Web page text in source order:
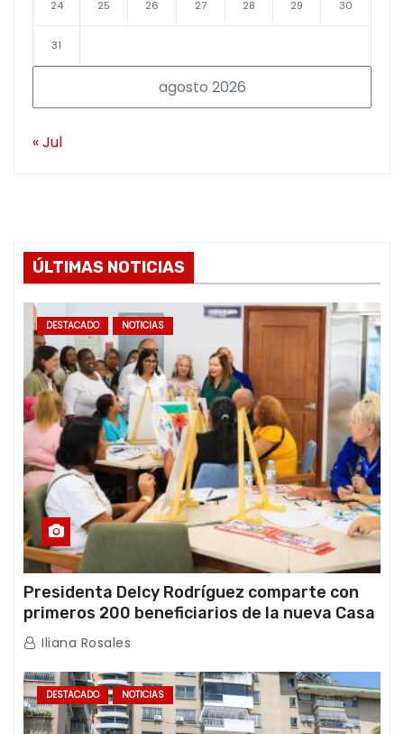
agosto 2026
24 25 26 27 28 29 30
31
« Jul
ÚLTIMAS NOTICIAS
DESTACADO NOTICIAS
Presidenta Delcy Rodríguez comparte con
primeros 200 beneficiarios de la nueva Casa
de los Abuelos “La Primavera” en Caracas
Iliana Rosales
DESTACADO NOTICIAS